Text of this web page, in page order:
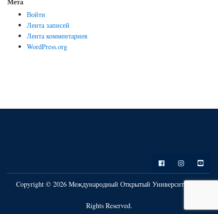
Войти
Лента записей
Лента комментариев
WordPress.org
Copyright © 2026 Международный Открытый Университет. All
Rights Reserved.